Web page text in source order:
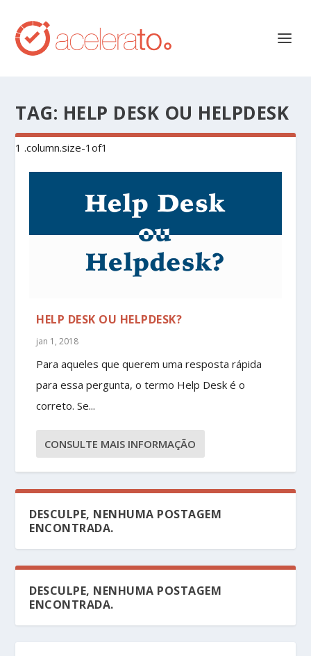
TAG: HELP DESK OU HELPDESK
HELP DESK OU HELPDESK?
jan 1, 2018
Para aqueles que querem uma resposta rápida
para essa pergunta, o termo Help Desk é o
correto. Se...
CONSULTE MAIS INFORMAÇÃO
DESCULPE, NENHUMA POSTAGEM
ENCONTRADA.
DESCULPE, NENHUMA POSTAGEM
ENCONTRADA.